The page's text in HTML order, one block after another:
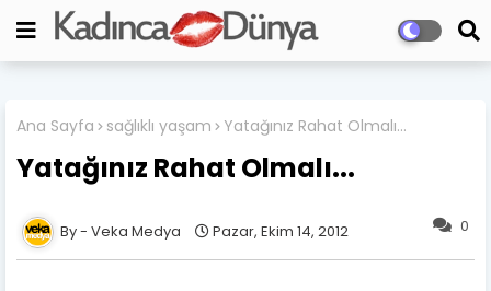
Ana Sayfa sağlıklı yaşam Yatağınız Rahat Olmalı...
Yatağınız Rahat Olmalı...
0
Veka Medya Pazar, Ekim 14, 2012